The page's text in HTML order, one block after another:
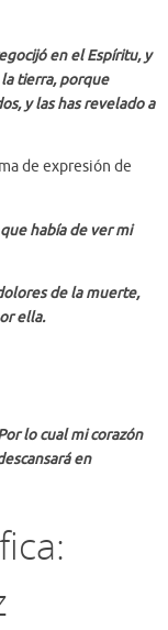
en el Espíritu, y
tierra, porque
y las has revelado a
de expresión de
había de ver mi
de la muerte,
ella.
lo cual mi corazón
en